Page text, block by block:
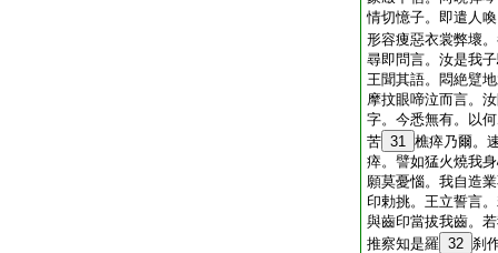
情切憶子。即遣人
形容痩惡衣裳弊壞
尋即問言。汝是我
王聞其語。悶絶躄
摩抆眼啼泣而言。
字。今悉無有。以
苦 31 樵瘁乃爾。
瘁。譬如猛火燒我
願莫憂惱。我自造
印勅挑。王立誓言
與齒印當拔我齒。
推察知是羅 32 刹